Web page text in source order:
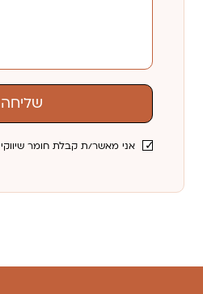
שליחה
אני מאשר/ת קבלת חומר שיווקי